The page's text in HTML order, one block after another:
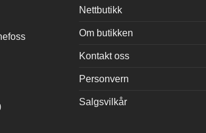
Nettbutikk
Om butikken
Kontakt oss
Personvern
Salgsvilkår